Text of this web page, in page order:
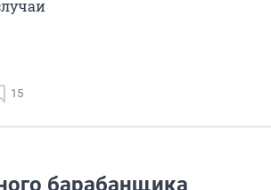
15
барабанщика